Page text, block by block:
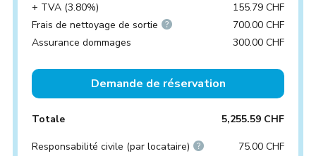
+ TVA (3.80%)
155.79 CHF
Frais de nettoyage de sortie
700.00 CHF
Assurance dommages
300.00 CHF
Demande de réservation
Totale 5,255.59 CHF
Responsabilité civile (par locataire) 75.00 CHF